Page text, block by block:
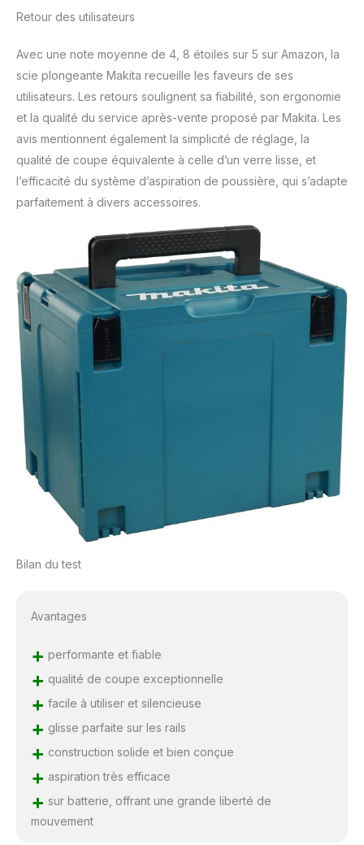
Retour des utilisateurs
Avec une note moyenne de 4, 8 étoiles sur 5 sur Amazon, la
scie plongeante Makita recueille les faveurs de ses
utilisateurs. Les retours soulignent sa fiabilité, son ergonomie
et la qualité du service après-vente proposé par Makita. Les
avis mentionnent également la simplicité de réglage, la
qualité de coupe équivalente à celle d’un verre lisse, et
l’efficacité du système d’aspiration de poussière, qui s’adapte
parfaitement à divers accessoires.
Bilan du test
Avantages
+ performante et fiable
+ qualité de coupe exceptionnelle
+ facile à utiliser et silencieuse
+ glisse parfaite sur les rails
+ construction solide et bien conçue
+ aspiration très efficace
+ sur batterie, offrant une grande liberté de
mouvement